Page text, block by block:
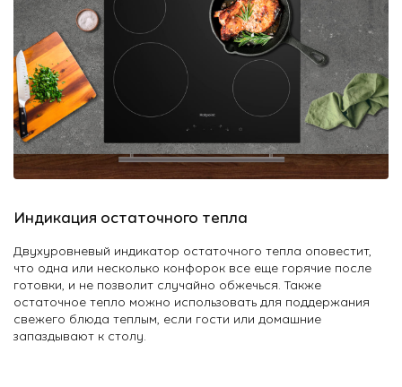
Индикация остаточного тепла
Двухуровневый индикатор остаточного тепла оповестит,
что одна или несколько конфорок все еще горячие после
готовки, и не позволит случайно обжечься. Также
остаточное тепло можно использовать для поддержания
свежего блюда теплым, если гости или домашние
запаздывают к столу.